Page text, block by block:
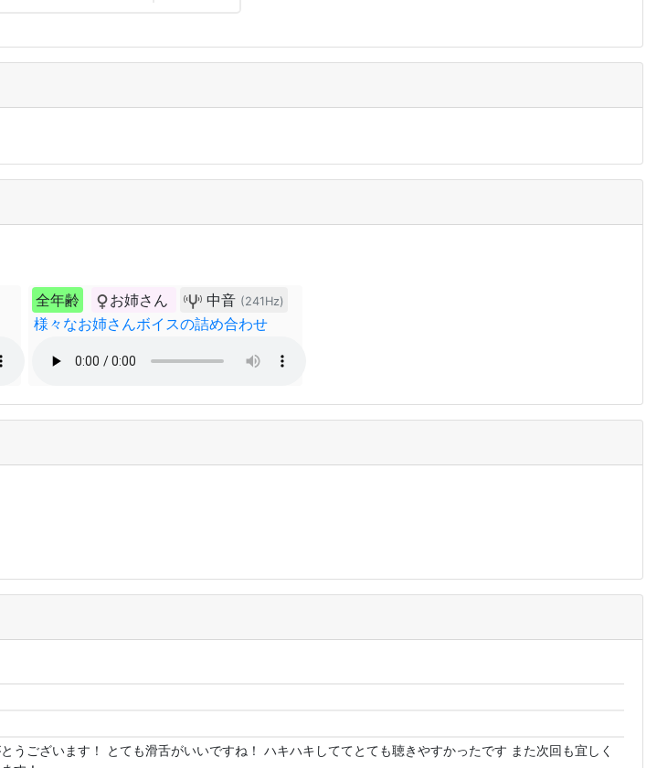
全年齢 お姉さん 中音 (241Hz)
様々なお姉さんボイスの詰め合わせ
うございます！ とても滑舌がいいですね！ ハキハキしててとても聴きやすかったです また次回も宜しく